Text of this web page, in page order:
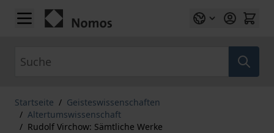
Zum Inhalt springen
Startseite / Geisteswissenschaften
/ Altertumswissenschaft
/ Rudolf Virchow: Sämtliche Werke